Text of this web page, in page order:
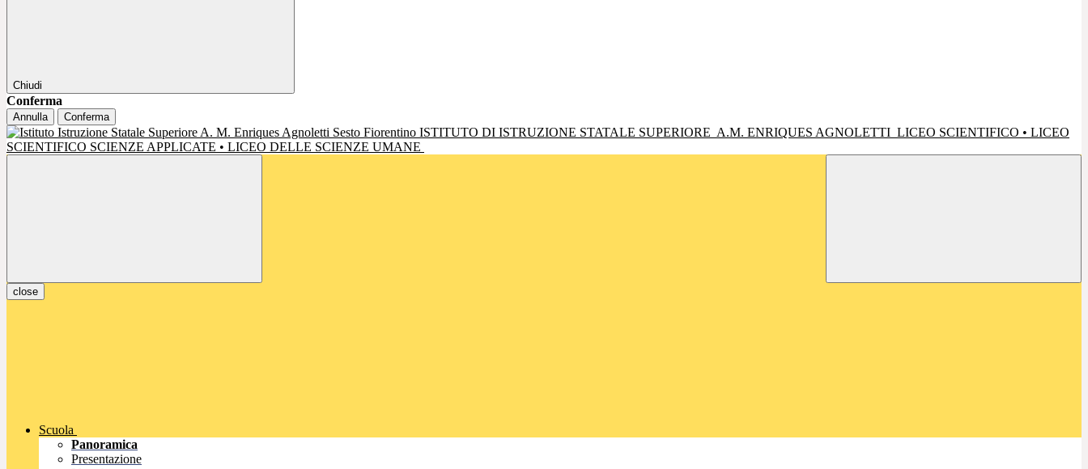
Chiudi
Conferma
Annulla Conferma
ISTITUTO DI ISTRUZIONE STATALE SUPERIORE A.M. ENRIQUES AGNOLETTI LICEO SCIENTIFICO • LICEO
SCIENTIFICO SCIENZE APPLICATE • LICEO DELLE SCIENZE UMANE
close
Scuola
Panoramica
Presentazione